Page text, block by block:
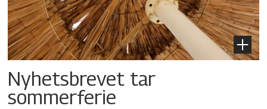
Nyhetsbrevet tar
sommerferie